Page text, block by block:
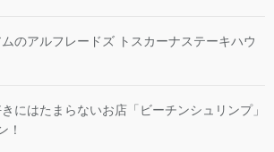
のアルフレードズ トスカーナステーキハウ
にはたまらないお店「ビーチンシュリンプ」
！